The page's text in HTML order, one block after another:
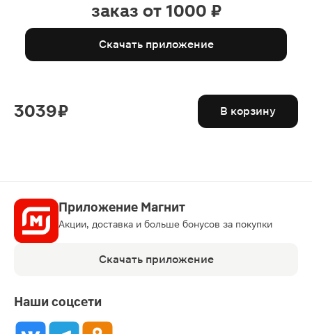
заказ от 1000 ₽
Скачать приложение
3039 ₽ В корзину
Приложение Магнит
Акции, доставка и больше бонусов за покупки
Скачать приложение
Наши соцсети